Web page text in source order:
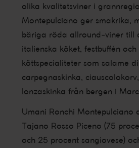
olika kvalitetsviner i
Montepulciano ger smakrika,
bäriga röda allround-viner till
italienska köket, festbuffén
köttspecialiteter som salame
carpegnaskinka,
lonzaskinka från bergen i
Umani Ronchi Montepulciano
Tajano Rosso Piceno (75
och 25 procent sangiovese)